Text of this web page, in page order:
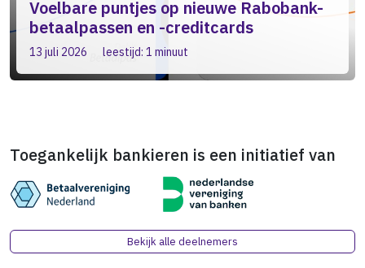
Voelbare puntjes op nieuwe Rabobank-
betaalpassen en -creditcards
13 juli 2026 leestijd: 1 minuut
Toegankelijk bankieren is een initiatief van
Bekijk alle deelnemers